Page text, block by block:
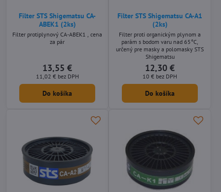
Filter STS Shigematsu CA-
ABEK1 (2ks)
Filter protiplynový CA-ABEK1 , cena
za pár
13,55 €
11,02 € bez DPH
Do košíka
Filter STS Shigematsu CA-A1
(2ks)
Filter proti organickým plynom a
parám s bodom varu nad 65°C,
určený pre masky a polomasky STS
Shigematsu
12,30 €
10 € bez DPH
Do košíka